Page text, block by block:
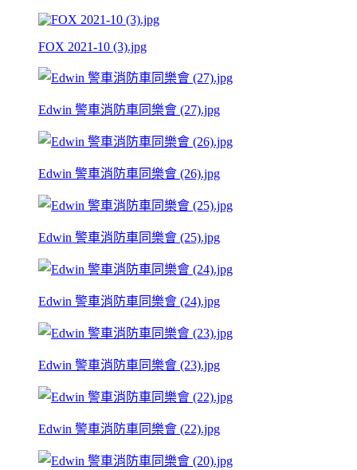
FOX 2021-10 (3).jpg
Edwin 警車消防車同樂會 (27).jpg
Edwin 警車消防車同樂會 (26).jpg
Edwin 警車消防車同樂會 (25).jpg
Edwin 警車消防車同樂會 (24).jpg
Edwin 警車消防車同樂會 (23).jpg
Edwin 警車消防車同樂會 (22).jpg